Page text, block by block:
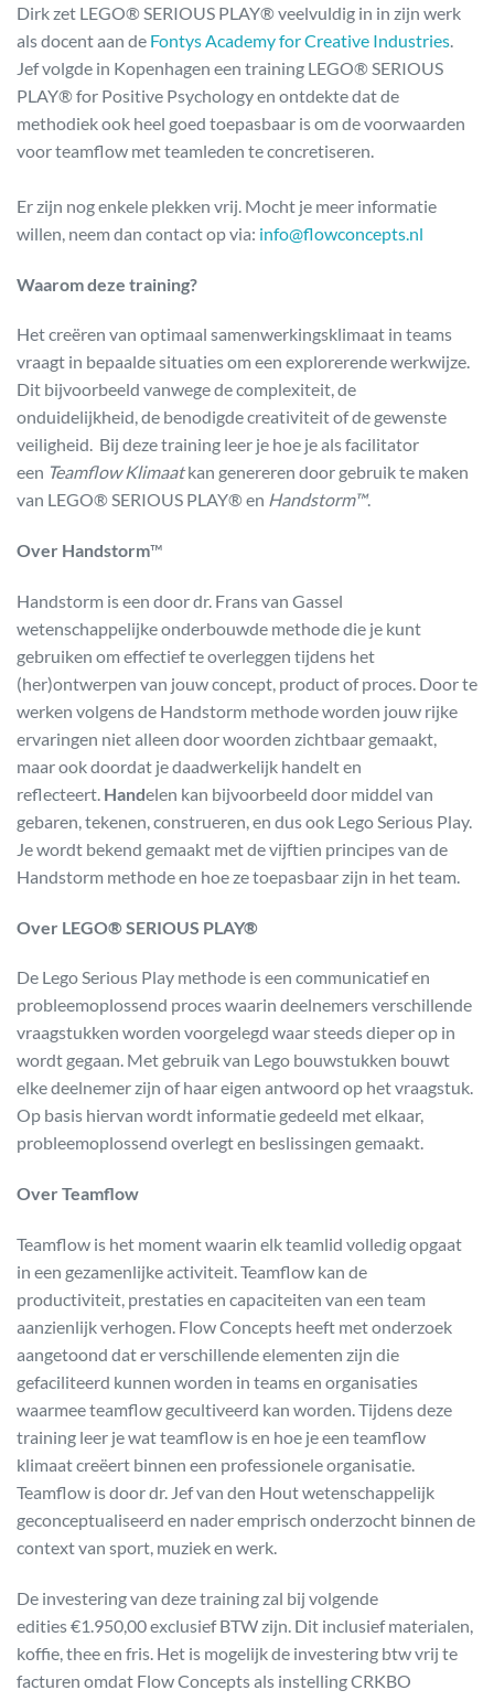
Dirk zet LEGO® SERIOUS PLAY® veelvuldig in in zijn werk
als docent aan de Fontys Academy for Creative Industries
Jef volgde in Kopenhagen een training LEGO® SERIOUS
PLAY® for Positive Psychology en ontdekte dat de
methodiek ook heel goed toepasbaar is om de voorwaarden
voor teamflow met teamleden te concretiseren.
Er zijn nog enkele plekken vrij. Mocht je meer informatie
willen, neem dan contact op via: info@flowconcepts.nl
Waarom deze training?
Het creëren van optimaal samenwerkingsklimaat in teams
vraagt in bepaalde situaties om een explorerende werkwijze.
Dit bijvoorbeeld vanwege de complexiteit, de
onduidelijkheid, de benodigde creativiteit of de gewenste
veiligheid. Bij deze training leer je hoe je als facilitator
een Teamflow Klimaatkan genereren door gebruik te maken
van LEGO® SERIOUS PLAY® en Handstorm™.
Over Handstorm™
Handstorm is een door dr. Frans van Gassel
wetenschappelijke onderbouwde methode die je kunt
gebruiken om effectief te overleggen tijdens het
(her)ontwerpen van jouw concept, product of proces. Door te
werken volgens de Handstorm methode worden jouw rijke
ervaringen niet alleen door woorden zichtbaar gemaakt,
maar ook doordat je daadwerkelijk handelt en
reflecteert. Handelen kan bijvoorbeeld door middel van
gebaren, tekenen, construeren, en dus ook Lego Serious Play.
Je wordt bekend gemaakt met de vijftien principes van de
Handstorm methode en hoe ze toepasbaar zijn in het team.
Over LEGO® SERIOUS PLAY®
De Lego Serious Play methode is een communicatief en
probleemoplossend proces waarin deelnemers verschillende
vraagstukken worden voorgelegd waar steeds dieper op in
wordt gegaan. Met gebruik van Lego bouwstukken bouwt
elke deelnemer zijn of haar eigen antwoord op het vraagstuk.
Op basis hiervan wordt informatie gedeeld met elkaar,
probleemoplossend overlegt en beslissingen gemaakt.
Over Teamflow
Teamflow is het moment waarin elk teamlid volledig opgaat
in een gezamenlijke activiteit. Teamflow kan de
productiviteit, prestaties en capaciteiten van een team
aanzienlijk verhogen. Flow Concepts heeft met onderzoek
aangetoond dat er verschillende elementen zijn die
gefaciliteerd kunnen worden in teams en organisaties
waarmee teamflow gecultiveerd kan worden. Tijdens deze
training leer je wat teamflow is en hoe je een teamflow
klimaat creëert binnen een professionele organisatie.
Teamflow is door dr. Jef van den Hout wetenschappelijk
geconceptualiseerd en nader emprisch onderzocht binnen de
context van sport, muziek en werk.
De investering van deze training zal bij volgende
edities €1.950,00 exclusief BTW zijn. Dit inclusief materialen,
koffie, thee en fris. Het is mogelijk de investering btw vrij te
facturen omdat Flow Concepts als instelling CRKBO